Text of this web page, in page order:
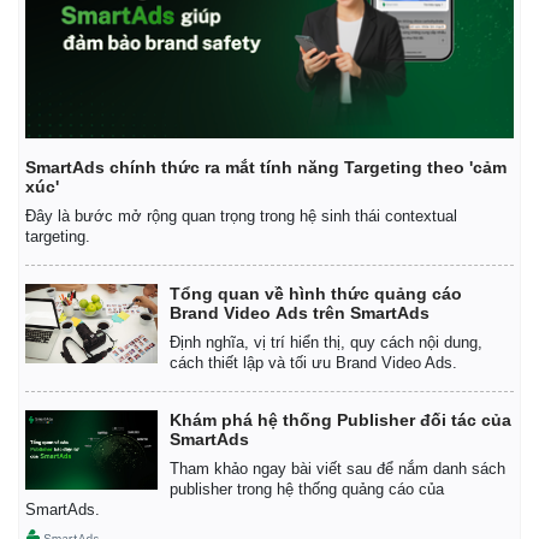
Kinh tế
Bất động sản
Khởi nghiệp
Thị trường
Tiêu dùng
Tỷ giá
Chứng khoán
Giá cà phê
SmartAds chính thức ra mắt tính năng Targeting theo 'cảm
xúc'
Đây là bước mở rộng quan trọng trong hệ sinh thái contextual
targeting.
Tổng quan về hình thức quảng cáo
Brand Video Ads trên SmartAds
Định nghĩa, vị trí hiển thị, quy cách nội dung,
cách thiết lập và tối ưu Brand Video Ads.
Khám phá hệ thống Publisher đối tác của
SmartAds
Tham khảo ngay bài viết sau để nắm danh sách
publisher trong hệ thống quảng cáo của
SmartAds.